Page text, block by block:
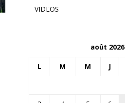
VIDEOS
août 2026
L M M J